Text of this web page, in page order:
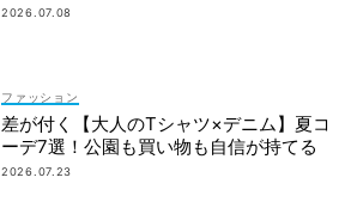
2026.07.08
ファッション
差が付く【大人のTシャツ×デニム】夏コ
ーデ7選！公園も買い物も自信が持てる
2026.07.23